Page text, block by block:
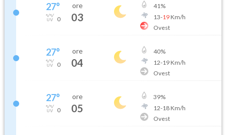
27°
0
ore
03
41%
13-19Km/h
Ovest
27°
0
ore
04
40%
12-19Km/h
Ovest
27°
0
ore
05
39%
12-18Km/h
Ovest